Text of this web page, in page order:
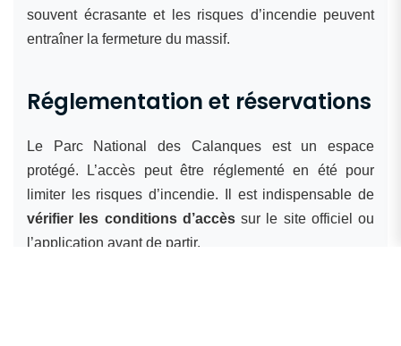
souvent écrasante et les risques d’incendie peuvent
entraîner la fermeture du massif.
Réglementation et réservations
Le Parc National des Calanques est un espace
protégé. L’accès peut être réglementé en été pour
limiter les risques d’incendie. Il est indispensable de
vérifier les conditions d’accèssur le site officiel ou
l’application avant de partir.